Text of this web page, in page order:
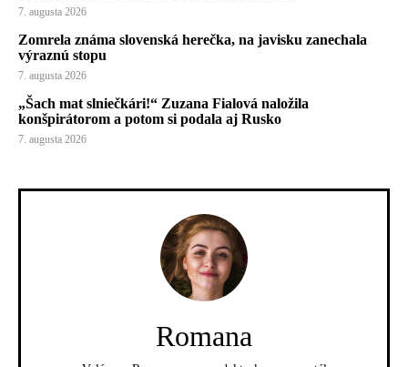
7. augusta 2026
Zomrela známa slovenská herečka, na javisku zanechala
výraznú stopu
7. augusta 2026
„Šach mat slniečkári!“ Zuzana Fialová naložila
konšpirátorom a potom si podala aj Rusko
7. augusta 2026
Romana